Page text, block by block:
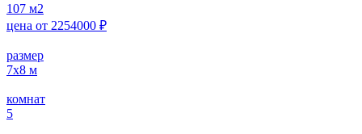
107 м2
цена от 2254000 ₽
размер
7х8 м
комнат
5